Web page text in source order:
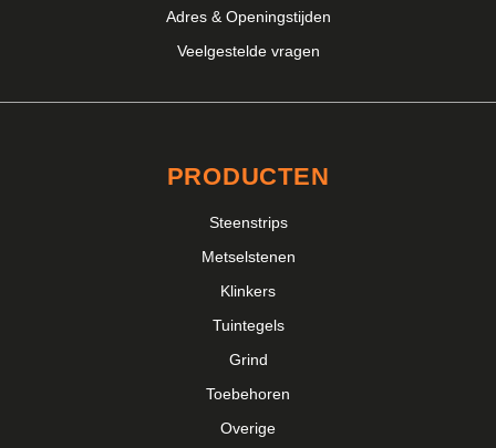
Adres & Openingstijden
Veelgestelde vragen
PRODUCTEN
Steenstrips
Metselstenen
Klinkers
Tuintegels
Grind
Toebehoren
Overige